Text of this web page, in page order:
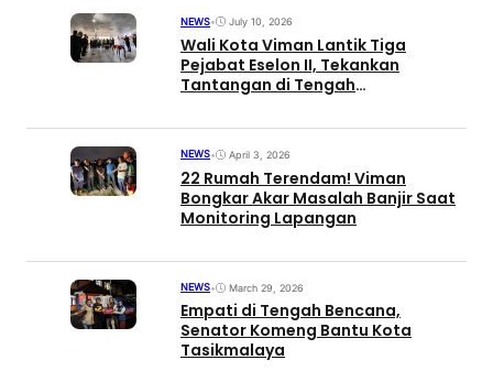
NEWS• July 10, 2026
Wali Kota Viman Lantik Tiga
Pejabat Eselon II, Tekankan
Tantangan di Tengah
Pelayanan Masyarakat
NEWS• April 3, 2026
22 Rumah Terendam! Viman
Bongkar Akar Masalah Banjir Saat
Monitoring Lapangan
NEWS• March 29, 2026
Empati di Tengah Bencana,
Senator Komeng Bantu Kota
Tasikmalaya